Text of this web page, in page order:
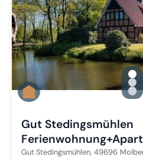
Zu
Gut Stedingsmühlen
Gut Stedingsmühlen, 49696